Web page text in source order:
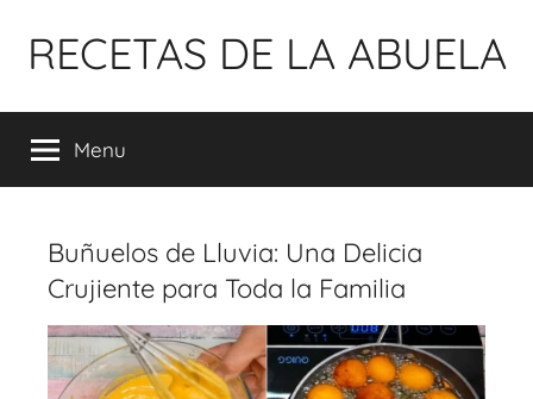
para
conteúdo
RECETAS DE LA ABUELA
Menu
Buñuelos de Lluvia: Una Delicia
Crujiente para Toda la Familia